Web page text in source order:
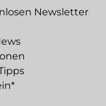
Newsletter